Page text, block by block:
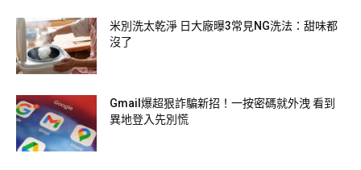
圖片來源：中華航空
米別洗太乾淨 日大廠曝3常見NG洗法：甜味都
沒了
Gmail爆超狠詐騙新招！一按密碼就外洩 看到
異地登入先別慌